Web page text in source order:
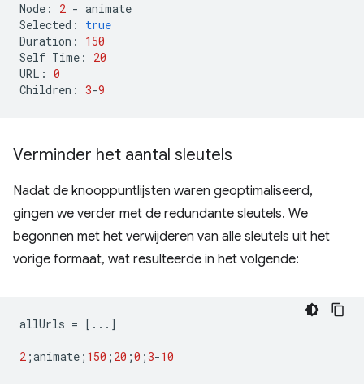
Node : 2 - animate
Selected :
true
Duration :
150
Self Time :
20
URL : 0
Children : 3-9
Verminder het aantal sleutels
Nadat de knooppuntlijsten waren geoptimaliseerd,
gingen we verder met de redundante sleutels. We
begonnen met het verwijderen van alle sleutels uit het
vorige formaat, wat resulteerde in het volgende:
allUrls = [...]
2 ;animate ; 150 ; 20 ;0 ;3-10